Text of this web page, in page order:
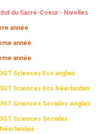
du Sacré-Coeur - Nivelles
année
année
année
3GT Sciences Eco anglais
3GT Sciences Eco Néerlandais
3GT Sciences Sociales Anglais
3GT Sciences Sociales
Néerlandais